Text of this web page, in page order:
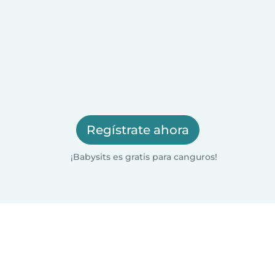
Regístrate ahora
¡Babysits es gratis para canguros!